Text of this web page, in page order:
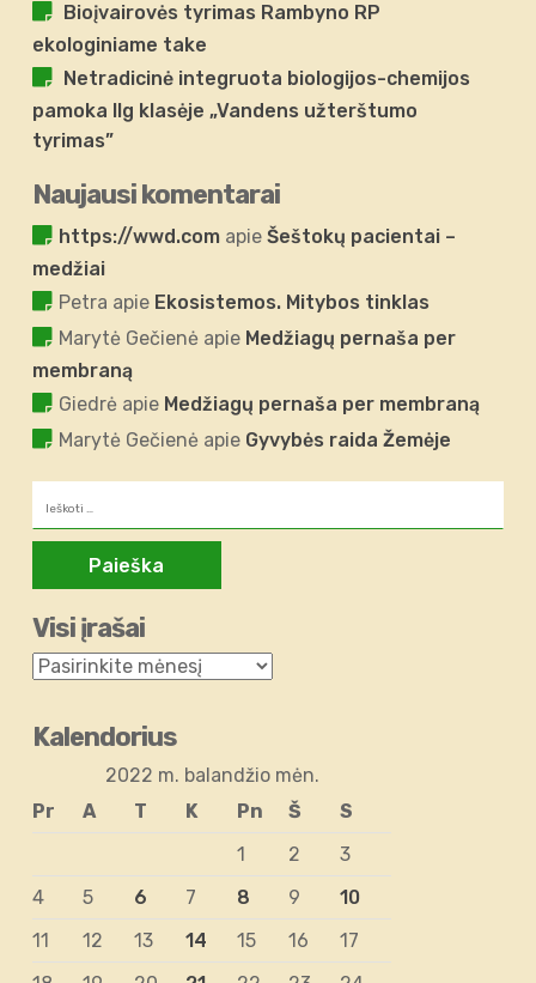
Bioįvairovės tyrimas Rambyno RP
ekologiniame take
Netradicinė integruota biologijos-chemijos
pamoka IIg klasėje „Vandens užterštumo
tyrimas”
Naujausi komentarai
https://wwd.com apieŠeštokų pacientai –
medžiai
Petra apie Ekosistemos. Mitybos tinklas
Marytė Gečienė apie Medžiagų pernaša per
membraną
Giedrė apie Medžiagų pernaša per membraną
Marytė Gečienė apie Gyvybės raida Žemėje
Visi įrašai
Kalendorius
2022 m. balandžio mėn.
Pr
A T K Pn Š
S
1
2
3
4
5 6 7 8 9
10
11
12 13 14 15 16
17